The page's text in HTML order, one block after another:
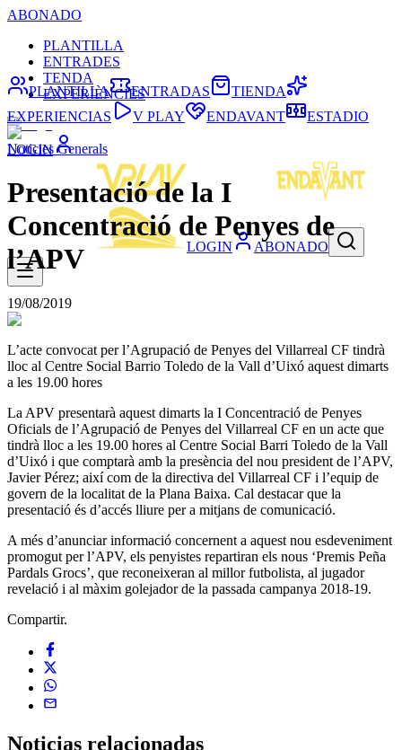
ABONADO
PLANTILLA
ENTRADES
TENDA
EXPERIÈNCIES
LOGIN
LOGIN ABONADO
PLANTILLA ENTRADAS
TIENDA
EXPERIENCIAS
V PLAY ENDAVANT ESTADIO
Noticies Generals
Presentació de la I
Concentració de Penyes de
l’APV
19/08/2019
L’acte convocat per l’Agrupació de Penyes del Villarreal CF tindrà
lloc al Centre Social Barrio Toledo de la Vall d’Uixó aquest dimarts
a les 19.00 hores
La APV presentarà aquest dimarts la I Concentració de Penyes
Oficials de l’Agrupació de Penyes del Villarreal CF en un acte que
tindrà lloc a les 19.00 hores al Centre Social Barri Toledo de la Vall
d’Uixó i que comptarà amb la presència del nou president de l’APV,
Javier Pérez; així com de la directiva del Villarreal CF i l’equip de
govern de la localitat de la Plana Baixa. Cal destacar que la
presentació és d’accés lliure per a mitjans de comunicació.
A més d’anunciar informació concernent a aquest nou esdeveniment
promogut per l’APV, els penyistes repartiran els nous ‘Premis Peña
Pardals Grocs’, que reconeixeran al millor futbolista, al jugador
revelació i al màxim golejador de la passada campanya 2018-19.
Compartir.
Noticias relacionadas